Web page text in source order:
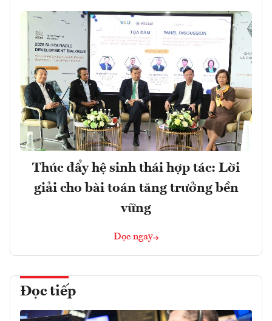
Thúc đẩy hệ sinh thái hợp tác: Lời
giải cho bài toán tăng trưởng bền
vững
Đọc ngay
Đọc tiếp